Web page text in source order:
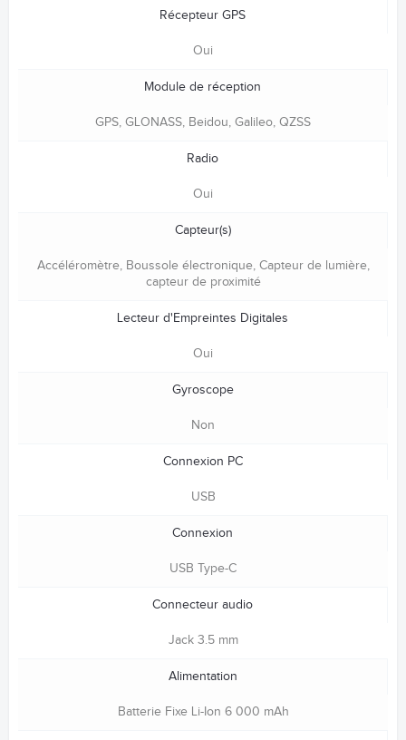
Récepteur GPS
Oui
Module de réception
GPS, GLONASS, Beidou, Galileo, QZSS
Radio
Oui
Capteur(s)
Accéléromètre, Boussole électronique, Capteur de lumière,
capteur de proximité
Lecteur d'Empreintes Digitales
Oui
Gyroscope
Non
Connexion PC
USB
Connexion
USB Type-C
Connecteur audio
Jack 3.5 mm
Alimentation
Batterie Fixe Li-Ion 6 000 mAh